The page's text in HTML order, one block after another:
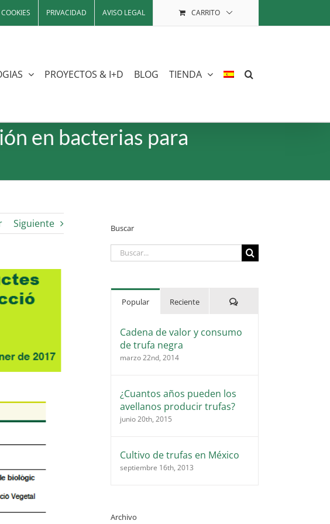
COOKIES PRIVACIDAD AVISO LEGAL CARRITO
PROYECTOS & I+D BLOG TIENDA
en bacterias para
Siguiente Buscar
Buscar:
Popular Reciente Comentarios
Cadena de valor y consumo
de trufa negra
marzo 22nd, 2014
¿Cuantos años pueden los
avellanos producir trufas?
junio 20th, 2015
Cultivo de trufas en México
septiembre 16th, 2013
Archivo